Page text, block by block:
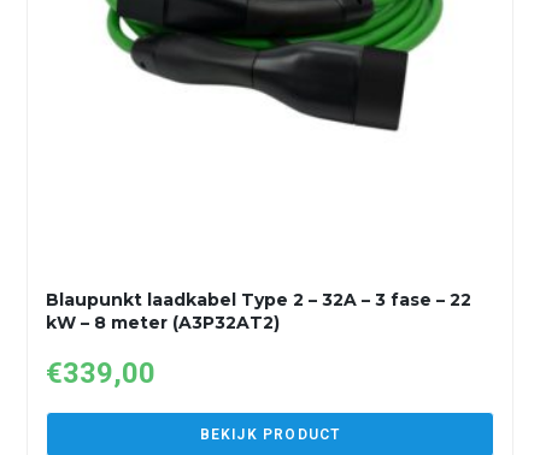
Blaupunkt laadkabel Type 2 – 32A – 3 fase – 22
kW – 8 meter (A3P32AT2)
€339,00
BEKIJK PRODUCT